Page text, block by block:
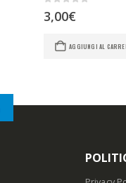
3,00€
AGGIUNGI AL